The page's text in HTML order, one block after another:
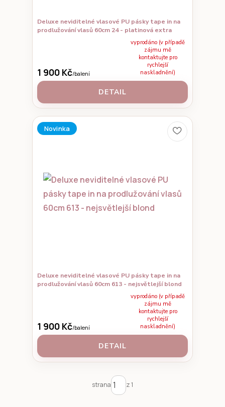
Deluxe neviditelné vlasové PU pásky tape in na
prodlužování vlasů 60cm 24 - platinová extra
1 900 Kč/balení
vyprodáno (v případě
zájmu mě
kontaktujte pro
rychlejší
naskladnění)
DETAIL
Novinka
Deluxe neviditelné vlasové PU pásky tape in na
prodlužování vlasů 60cm 613 - nejsvětlejší blond
1 900 Kč/balení
vyprodáno (v případě
zájmu mě
kontaktujte pro
rychlejší
naskladnění)
DETAIL
strana z 1